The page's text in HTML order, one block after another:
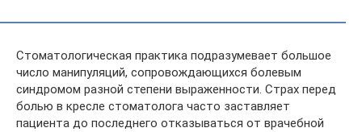
Стоматологическая практика подразумевает большое
число манипуляций, сопровождающихся болевым
синдромом разной степени выраженности. Страх перед
болью в кресле стоматолога часто заставляет
пациента до последнего отказываться от врачебной